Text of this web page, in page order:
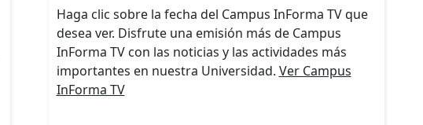
Haga clic sobre la fecha del Campus InForma TV que
desea ver. Disfrute una emisión más de Campus
InForma TV con las noticias y las actividades más
importantes en nuestra Universidad. Ver Campus
InForma TV